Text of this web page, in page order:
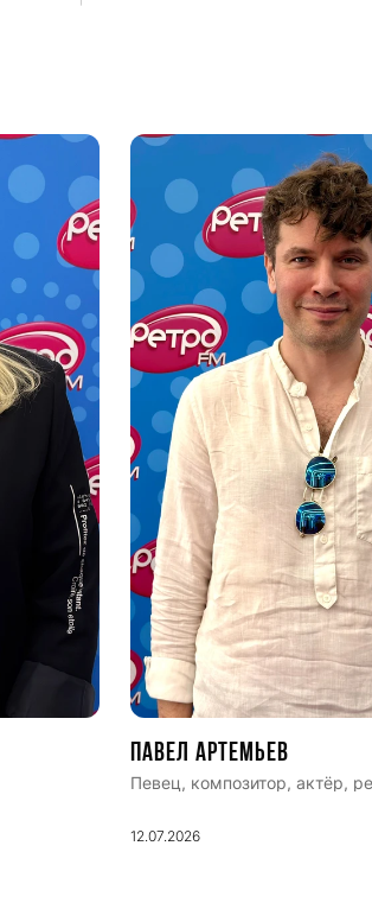
Павел Артемьев
Певец, композитор, актёр,
12.07.2026